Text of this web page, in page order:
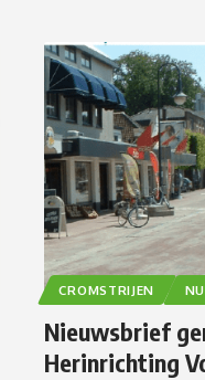
CROMSTRIJEN
Nieuwsbrief
Herinrichting